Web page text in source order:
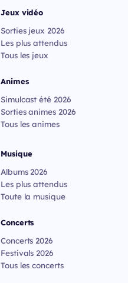
Jeux vidéo
Sorties jeux 2026
Les plus attendus
Tous les jeux
Animes
Simulcast été 2026
Sorties animes 2026
Tous les animes
Musique
Albums 2026
Les plus attendus
Toute la musique
Concerts
Concerts 2026
Festivals 2026
Tous les concerts